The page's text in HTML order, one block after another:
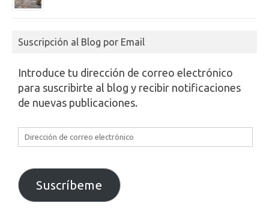
Suscripción al Blog por Email
Introduce tu dirección de correo electrónico
para suscribirte al blog y recibir notificaciones
de nuevas publicaciones.
Dirección
de
electrónico
Suscríbeme